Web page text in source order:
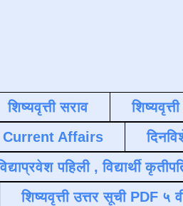
शिष्यवृत्ती सराव
Current Affairs
पहिली , विद्यार्थी
शिष्यवृत्ती उत्तर सूची PDF ५